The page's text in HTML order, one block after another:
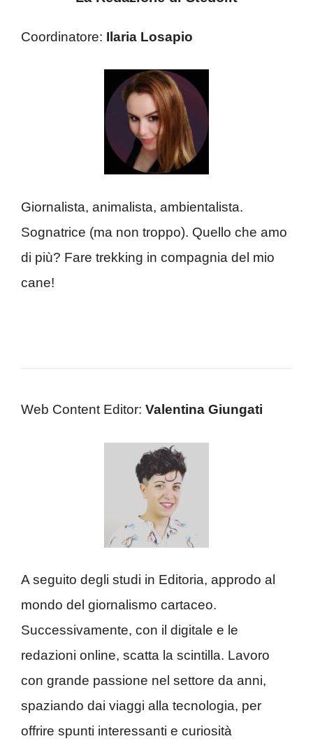
Coordinatore: Ilaria Losapio
Giornalista, animalista, ambientalista.
Sognatrice (ma non troppo). Quello che amo
di più? Fare trekking in compagnia del mio
cane!
Web Content Editor: Valentina Giungati
A seguito degli studi in Editoria, approdo al
mondo del giornalismo cartaceo.
Successivamente, con il digitale e le
redazioni online, scatta la scintilla. Lavoro
con grande passione nel settore da anni,
spaziando dai viaggi alla tecnologia, per
offrire spunti interessanti e curiosità